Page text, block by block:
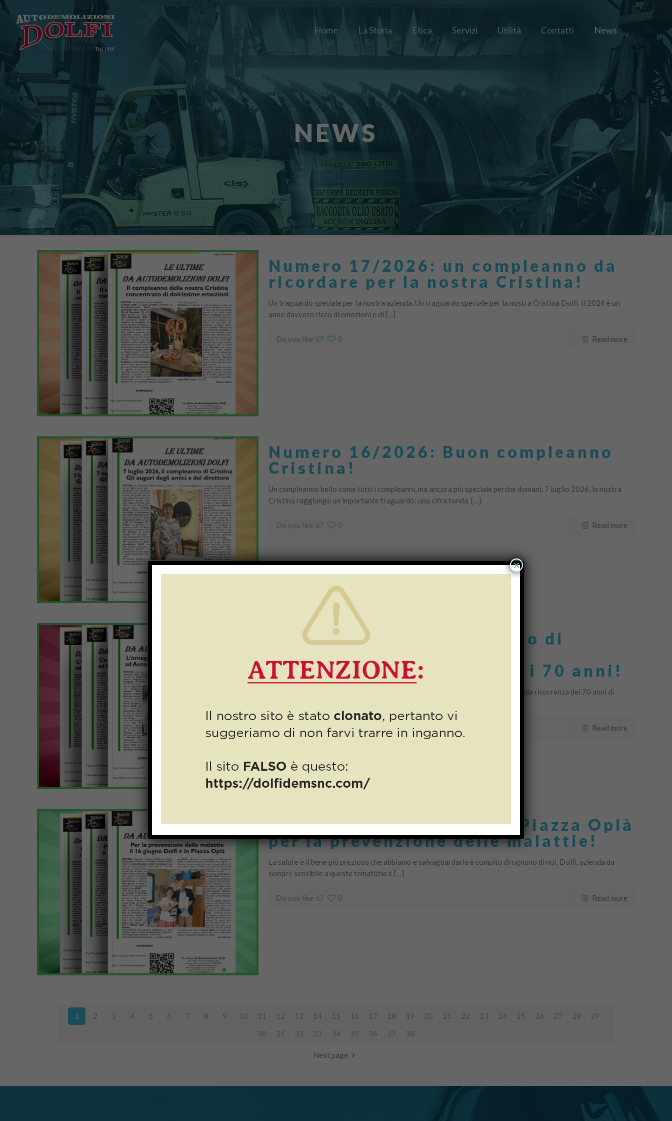
Home La Storia Etica Servizi Utilità Contatti News
NEWS
Numero 17/2026: un compleanno da
ricordare per la nostra Cristina!
Un traguardo speciale per la nostra azienda. Un traguardo speciale per la nostra Cristina Dolfi. Il 2026 è un
anno davvero ricco di emozioni e di […]
Do you like it? 0 Read more
Numero 16/2026: Buon compleanno
Cristina!
Un compleanno bello come tutti i compleanni, ma ancora più speciale perché domani, 7 luglio 2026, la nostra
Cristina raggiunge un importante traguardo: una cifra tonda. […]
Do you like it? 0 Read more
Numero 15/2026: L’omaggio di
Autodemolizioni Dolfi per i 70 anni!
Un nuovo riconoscimento per Autodemolizioni Dolfi in occasione della splendida ricorrenza dei 70 anni di
Do you like it? Read more
Numero 14/2026: tutti in Piazza Oplà
per la prevenzione delle malattie!
La salute è il bene più prezioso che abbiamo e salvaguardarla è compito di ognuno di noi. Dolfi, azienda da
sempre sensibile a queste tematiche è […]
Do you like it? 0 Read more
1 2 3 4 5 6 7 8 9 10 11 12 13 14 15 16 17 18 19 20 21 22 23 24 25 26 27 28
29
30
31 32 33 34 35 36 37 38
Next page
×